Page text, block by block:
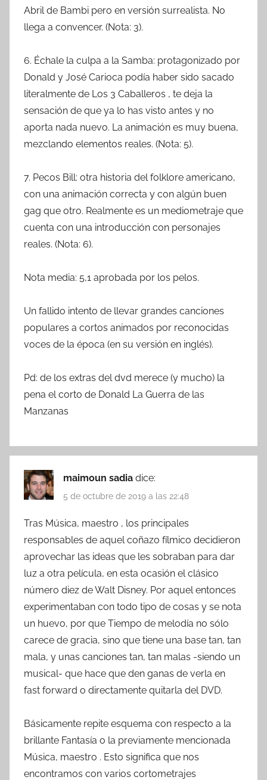
Abril de Bambi pero en versión surrealista. No
llega a convencer. (Nota: 3).
6. Échale la culpa a la Samba: protagonizado por
Donald y José Carioca podía haber sido sacado
literalmente de Los 3 Caballeros , te deja la
sensación de que ya lo has visto antes y no
aporta nada nuevo. La animación es muy buena,
mezclando elementos reales. (Nota: 5).
7. Pecos Bill: otra historia del folklore americano,
con una animación correcta y con algún buen
gag que otro. Realmente es un mediometraje que
cuenta con una introducción con personajes
reales. (Nota: 6).
Nota media: 5,1 aprobada por los pelos.
Un fallido intento de llevar grandes canciones
populares a cortos animados por reconocidas
voces de la época (en su versión en inglés).
Pd: de los extras del dvd merece (y mucho) la
pena el corto de Donald La Guerra de las
Manzanas
maimoun sadia dice:
5 de octubre de 2019 a las 22:48
Tras Música, maestro , los principales
responsables de aquel coñazo fílmico decidieron
aprovechar las ideas que les sobraban para dar
luz a otra película, en esta ocasión el clásico
número diez de Walt Disney. Por aquel entonces
experimentaban con todo tipo de cosas y se nota
un huevo, por que Tiempo de melodía no sólo
carece de gracia, sino que tiene una base tan, tan
mala, y unas canciones tan, tan malas -siendo un
musical- que hace que den ganas de verla en
fast forward o directamente quitarla del DVD.
Básicamente repite esquema con respecto a la
brillante Fantasía o la previamente mencionada
Música, maestro . Esto significa que nos
encontramos con varios cortometrajes